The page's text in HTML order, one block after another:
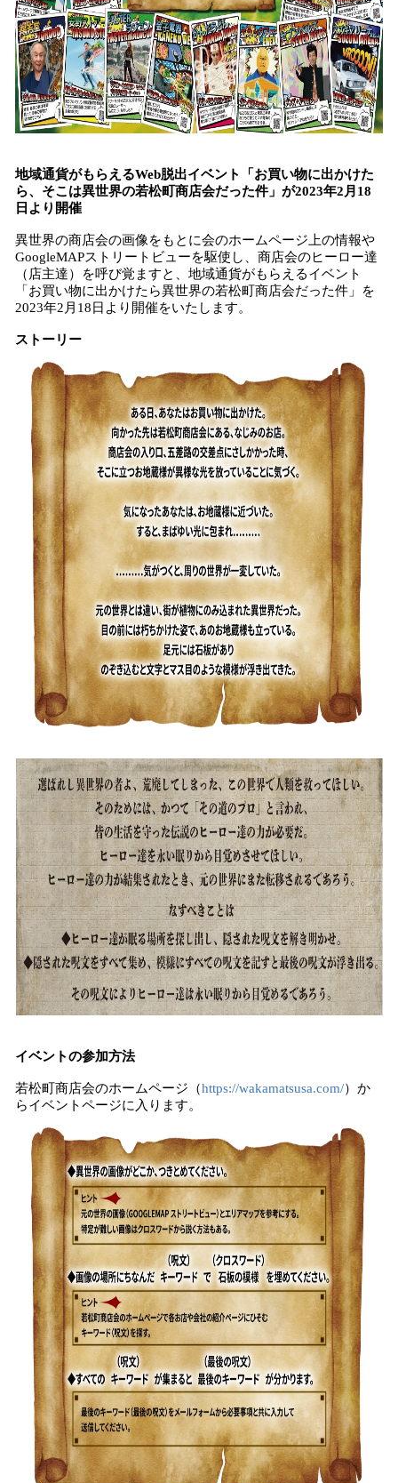
地域通貨がもらえるWeb脱出イベント
「お買い物に出かけた
ら、そこは異世界の若松町商店会だった件」 が2023年2月18
日より開催
異世界の商店会の画像をもとに会のホームページ上の情報や
GoogleMAPストリートビューを駆使し、商店会のヒーロー達
（店主達）を呼び覚ますと、地域通貨がもらえるイベント
「お買い物に出かけたら異世界の若松町商店会だった件」を
2023年2月18日より開催をいたします。
ストーリー
イベントの参加方法
若松町商店会のホームページ（https://wakamatsusa.com/）か
らイベントページに入ります。